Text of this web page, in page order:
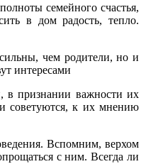
семейного счастья,
в дом радость, тепло.
чем родители, но и
интересами
в признании важности их
советуются, к их мнению
Вспомним, верхом
с ним. Всегда ли